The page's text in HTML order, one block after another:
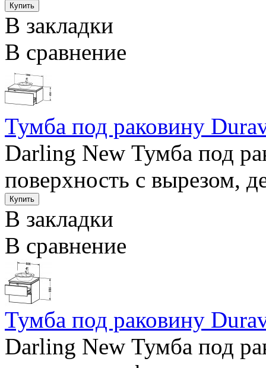
В закладки
В сравнение
Тумба под раковину
Darling New Тумба под
поверхность с вырезом,
В закладки
В сравнение
Тумба под раковину
Darling New Тумба под